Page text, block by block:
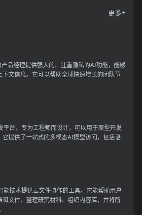
更多+
品经理提供强大的、注重隐私的AI功能，能够
文信息。它可以帮助全球快速增长的团队节
台，专为工程师而设计，可以用于原型开发
提供了一站式的多模态AI模型访问，包括语
能技术提供云文件协作的工具。它能帮助用户
文件、整理研究材料、组织内容库，并将所